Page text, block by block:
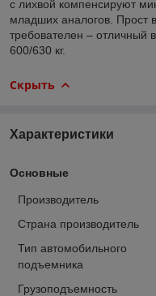
с лихвой компенсируют
младших аналогов. Прост
требователен – отличный
600/630 кг.
Скрыть
Характеристики
Основные
Производитель
Страна производитель
Тип автомобильного
подъемника
Грузоподъемность